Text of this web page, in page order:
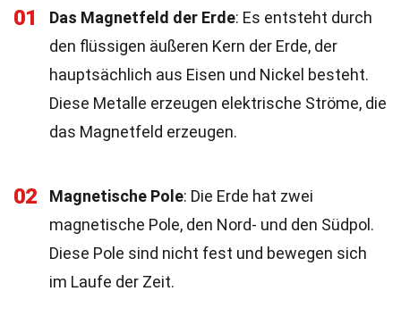
01 Das Magnetfeld der Erde: Es entsteht durch
den flüssigen äußeren Kern der Erde, der
hauptsächlich aus Eisen und Nickel besteht.
Diese Metalle erzeugen elektrische Ströme, die
das Magnetfeld erzeugen.
02 Magnetische Pole: Die Erde hat zwei
magnetische Pole, den Nord- und den Südpol.
Diese Pole sind nicht fest und bewegen sich
im Laufe der Zeit.